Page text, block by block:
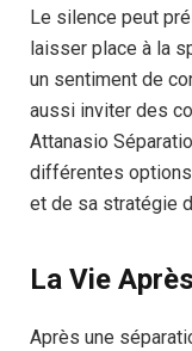
Le silence peut
laisser place à la
un sentiment de
aussi inviter des
Attanasio
différentes
et de sa stratégie
La Vie
Après une